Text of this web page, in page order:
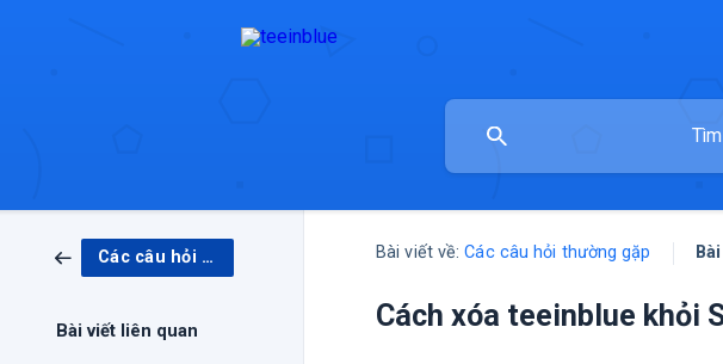
Các câu hỏi thường gặp
Bài viết liên quan
Bài viết về: Các câu hỏi thường gặp
Cách xóa teeinblue khỏi